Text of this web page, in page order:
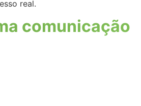
real.
comunicação